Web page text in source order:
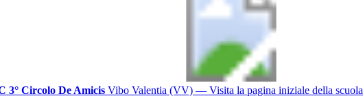
3° Circolo De Amicis Vibo Valentia (VV) — Visita la pagina iniziale della scuola